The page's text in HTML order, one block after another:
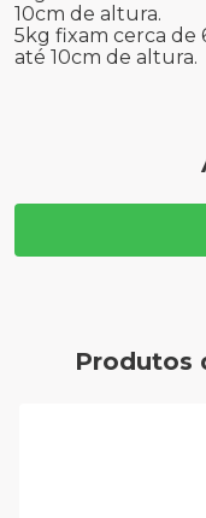
10cm de altura.
5kg fixam cerca de
até 10cm de altura.
Produtos